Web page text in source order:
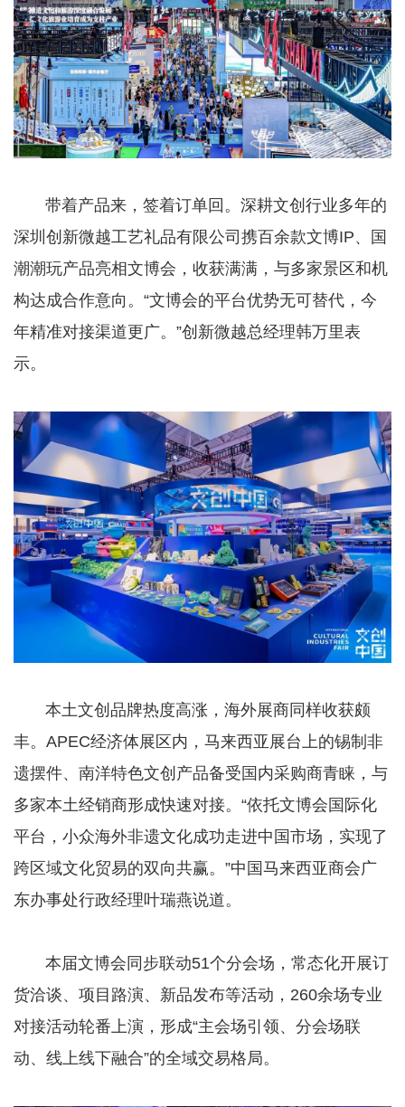
带着产品来，签着订单回。深耕文创行业多年的
深圳创新微越工艺礼品有限公司携百余款文博IP、国
潮潮玩产品亮相文博会，收获满满，与多家景区和机
构达成合作意向。“文博会的平台优势无可替代，今
年精准对接渠道更广。”创新微越总经理韩万里表
示。
本土文创品牌热度高涨，海外展商同样收获颇
丰。APEC经济体展区内，马来西亚展台上的锡制非
遗摆件、南洋特色文创产品备受国内采购商青睐，与
多家本土经销商形成快速对接。“依托文博会国际化
平台，小众海外非遗文化成功走进中国市场，实现了
跨区域文化贸易的双向共赢。”中国马来西亚商会广
东办事处行政经理叶瑞燕说道。
本届文博会同步联动51个分会场，常态化开展订
货洽谈、项目路演、新品发布等活动，260余场专业
对接活动轮番上演，形成“主会场引领、分会场联
动、线上线下融合”的全域交易格局。